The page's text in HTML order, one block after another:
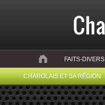
FAITS-DIVERS
CHAROLAIS ET SA RÉGION